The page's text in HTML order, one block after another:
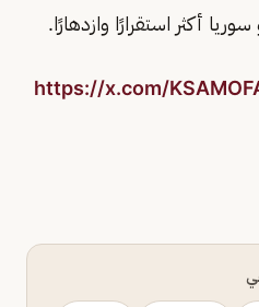
أكثر استقرارًا وازدهارًا.
https://x.com/